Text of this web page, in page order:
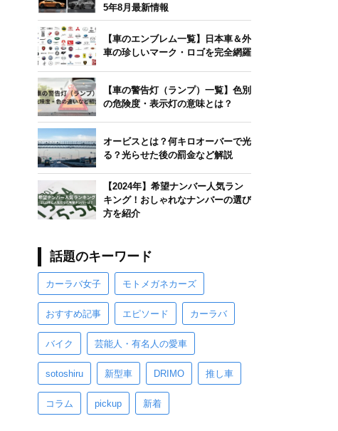
5年8月最新情報
【車のエンブレム一覧】日本車＆外
車の珍しいマーク・ロゴを完全網羅
【車の警告灯（ランプ）一覧】色別
の危険度・表示灯の意味とは？
オービスとは？何キロオーバーで光
る？光らせた後の罰金など解説
【2024年】希望ナンバー人気ラン
キング！おしゃれなナンバーの選び
方を紹介
話題のキーワード
カーラバ女子 モトメガネカーズ
おすすめ記事 エピソード カーラバ
バイク 芸能人・有名人の愛車
sotoshiru 新型車 DRIMO 推し車
コラム pickup 新着